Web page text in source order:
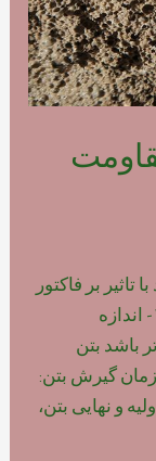
بر فاکتور
های زیر ، بر روی مقاومت بتن موثر باشد: ۱- اندازه
باشد بتن
مقاومت بیشتری خواهد داشت. ۲- زمان گیرش بتن:
و نهایی بتن،